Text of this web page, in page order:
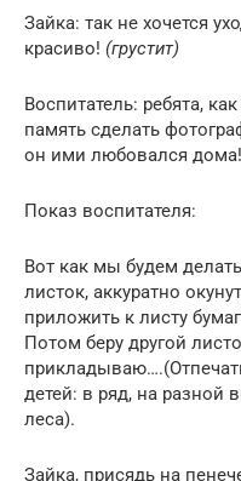
Зайка: так не хочется
красиво! (грустит)
Воспитатель: ребята,
память сделать
он ими любовался дома!
Показ воспитателя:
Вот как мы будем
листок, аккуратно
приложить к листу
Потом беру другой
детей: в ряд, на разной
леса).
Зайка, присядь на